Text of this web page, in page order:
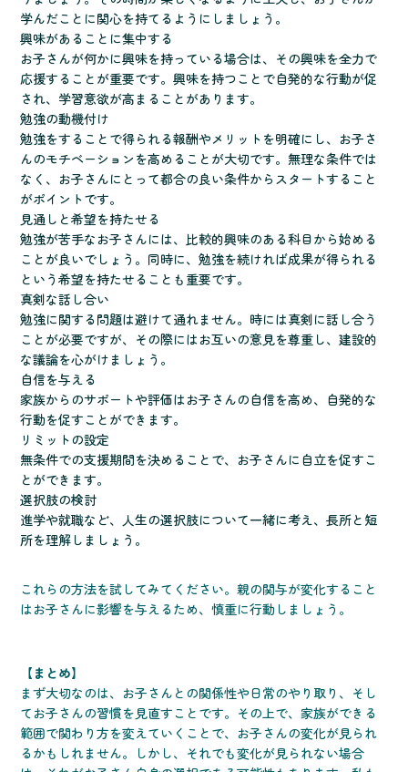
学んだことに関心を持てるようにしましょう。
興味があることに集中する
お子さんが何かに興味を持っている場合は、その興味を全力で
応援することが重要です。興味を持つことで自発的な行動が促
され、学習意欲が高まることがあります。
勉強の動機付け
勉強をすることで得られる報酬やメリットを明確にし、お子さ
んのモチベーションを高めることが大切です。無理な条件では
なく、お子さんにとって都合の良い条件からスタートすること
がポイントです。
見通しと希望を持たせる
勉強が苦手なお子さんには、比較的興味のある科目から始める
ことが良いでしょう。同時に、勉強を続ければ成果が得られる
という希望を持たせることも重要です。
真剣な話し合い
勉強に関する問題は避けて通れません。時には真剣に話し合う
ことが必要ですが、その際にはお互いの意見を尊重し、建設的
な議論を心がけましょう。
自信を与える
家族からのサポートや評価はお子さんの自信を高め、自発的な
行動を促すことができます。
リミットの設定
無条件での支援期間を決めることで、お子さんに自立を促すこ
とができます。
選択肢の検討
進学や就職など、人生の選択肢について一緒に考え、長所と短
所を理解しましょう。
これらの方法を試してみてください。親の関与が変化すること
はお子さんに影響を与えるため、慎重に行動しましょう。
【まとめ】
まず大切なのは、お子さんとの関係性や日常のやり取り、そし
てお子さんの習慣を見直すことです。その上で、家族ができる
範囲で関わり方を変えていくことで、お子さんの変化が見られ
るかもしれません。しかし、それでも変化が見られない場合